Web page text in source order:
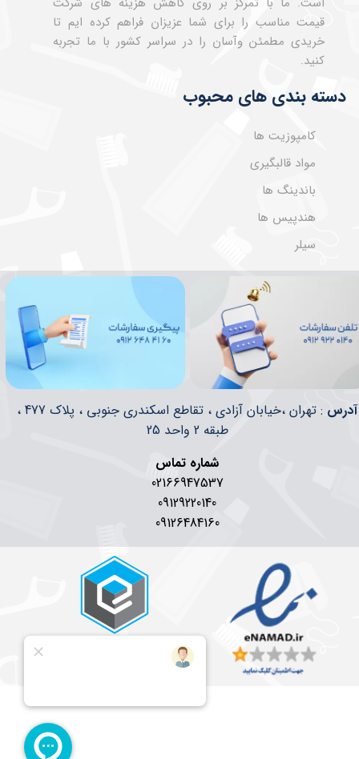
قیمت مناسب را برای شما عزیزان فراهم کرده ایم تا
خریدی مطمئن وآسان را در سراسر کشور با ما تجربه
کنید.
دسته بندی های محبوب
کامپوزیت ها
مواد قالبگیری
باندینگ ها
هندپیس ها
سیلر
​​آدرس
: تهران ،خیابان آزادی ، تقاطع اسکندری جنوبی ، پلاک 477 ،
طبقه 2 واحد 25
شماره تماس
02166947537
09129220140
09126484160